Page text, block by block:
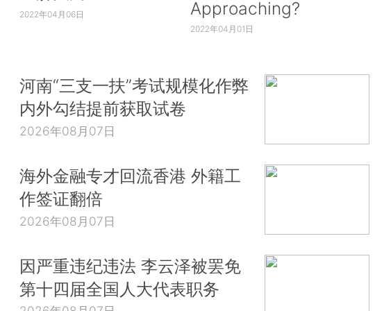
2022年04月06日
Approaching?
2022年04月01日
河南“三支一扶”考试规模化作弊
内外勾结提前获取试卷
2026年08月07日
海外金融专才回流香港 外籍工
作签证翻倍
2026年08月07日
因严重违纪违法 李云泽被罢免
第十四届全国人大代表职务